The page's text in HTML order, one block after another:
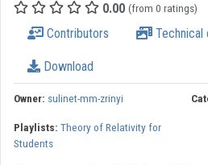
0.00 (from 0 ratings)
Contributors Technical
Download
Owner: sulinet-mm-zrinyi
Playlists: Theory of Relativity for
Students